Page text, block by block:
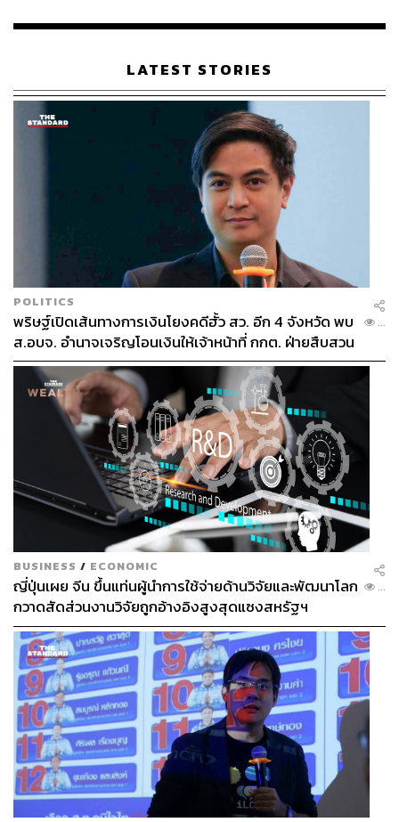
แล้ว แต่สิ่งที่เกิดขึ้นคือ พวกเขาเลือกที่จะถามกลับมาเพื่อ
เหตุการณ์ครั้งนั้นเป็นชนวนให้เกรียงไกรกลับมาฉุกคิดได้ว่า
ทั้งๆ ที่คนกองหน้าเหล่านั้นมีความเชี่ยวชาญมากกว่าตนเอง
แต่พวกเขาก็เลือกที่จะถาม และขอความเห็นจากหลายมุม
มองรอบด้าน เพื่อหาสิ่งที่ดีที่สุดให้กับการทำงาน
แบบอย่างเช่นนี้จากทุกคนในบ้านปูที่มอบความเชื่อใจและ
ความกล้าที่จะตั้งคำถาม
เกรียงไกรได้คำตอบที่ชัดเจนกับตัวเองว่า “ที่ผ่านมาผมรู้สึก
เสียดายโอกาสที่ไม่กล้าถาม แต่เลือกที่จะนิ่งเฉย ทั้งๆ ที่ตนยัง
ไม่เข้าใจในสิ่งที่ต้องทำมากเท่าที่ควร ซึ่งนับตั้งแต่ตอนนั้นผม
เลยเปลี่ยนตัวเองมาเป็นคนที่ขวนขวาย และไม่กลัวที่จะถาม
อีกเลย”
ในส่วนของการเติมเต็มชีวิต เกรียงไกรรู้สึกว่าการเข้ามาใน
รั้วของบ้านปูช่วยเขาพัฒนาในเรื่องนี้เช่นเดียวกัน การเติมเต็ม
ส่วนนี้มาจากการที่ได้เป็นตัวเอง และประสบการณ์ในตัวงาน
ที่ช่วยเสริมให้การจัดลำดับความสำคัญและความคิดดีมาก
ขึ้น “ไม่เคยคาดหวังว่าตัวเองจะทำได้ขนาดนี้ ที่เป็นอยู่ใน
ปัจจุบันถือว่าเกินความคาดหมายไปพอสมควร แต่ผมรู้ว่ายังมี
สิ่งที่ต้องทำให้ดีขึ้นไปอีก”
นอกเหนือจากคนไทยทั้ง 2 ท่านแล้ว THE STANDARD
WEALTH ยังได้พูดคุยกับ Fiki Abubakar คนบ้านปูสัญชาติ
อินโดนีเซีย ถึงบรรยากาศการทำงานที่บ้านปู โดย Fiki แชร์
เรื่องราวหนึ่งในชิ้นงานที่ภูมิใจ และเติมเต็มเขามากที่สุดให้
ฟังว่า เขาชื่นชอบกิจกรรมการให้โอกาสผู้พิการที่ทางบริษัท
จัดขึ้น ถึงแม้โครงการนี้จะค่อนข้างใหม่กับบ้านปูที่
อินโดนีเซีย แต่ทุกๆ คนในต่างทีม ต่างวัย และต่างลำดับขั้น
สามารถช่วยเหลือออกแบบกิจกรรมเพื่อนำไปสอนผู้พิการ
แสดงให้เห็นถึงความมุ่งมั่นของบ้านปูที่เห็นความหลากหลาย
และความเท่าเทียม เป็นเรื่องสำคัญ
เรือนไทยที่ถูกซุกไว้
LATEST STORIES
POLITICS
พริษฐ์เปิดเส้นทางการเงินโยงคดีฮั้ว สว. อีก 4 จังหวัด พบ
ส.อบจ. อำนาจเจริญโอนเงินให้เจ้าหน้าที่ กกต. ฝ่ายสืบสวน
...
BUSINESS / ECONOMIC
ญี่ปุ่นเผย จีน ขึ้นแท่นผู้นำการใช้จ่ายด้านวิจัยและพัฒนาโลก
กวาดสัดส่วนงานวิจัยถูกอ้างอิงสูงสุดแซงสหรัฐฯ
...